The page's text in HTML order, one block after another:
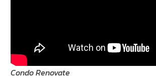
Condo Renovate